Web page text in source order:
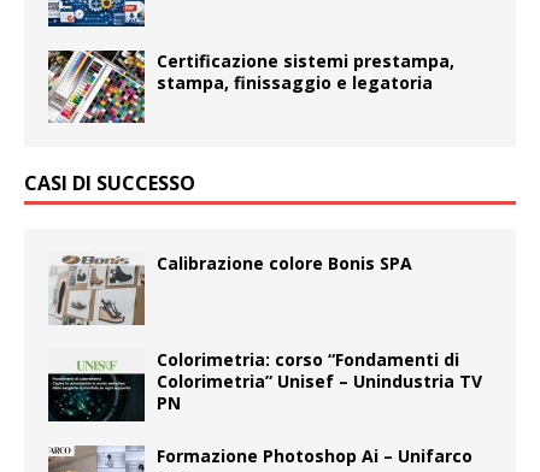
Certificazione sistemi prestampa,
stampa, finissaggio e legatoria
CASI DI SUCCESSO
Calibrazione colore Bonis SPA
Colorimetria: corso “Fondamenti di
Colorimetria” Unisef – Unindustria TV
PN
Formazione Photoshop Ai – Unifarco